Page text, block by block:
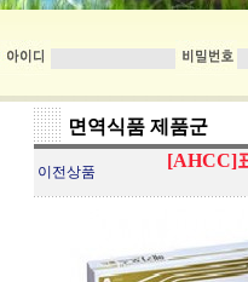
면역식품 제품군
이전상품
[AHCC]